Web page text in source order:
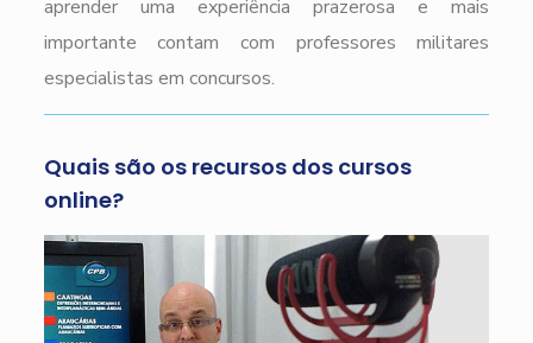
aprender uma experiência prazerosa e mais
importante contam com professores militares
especialistas em concursos.
Quais são os recursos dos cursos
online?